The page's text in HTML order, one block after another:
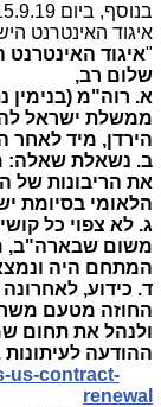
בנוסף, ביום 15.9.19 שלח
איגוד האינטרנט
"איגוד
שלום רב,
א. רוה"מ (בנימין
ממשלת ישראל
הירדן, מיד לאחר
ב. נשאלת שאלה:
את הריבונות
הלאומי בסיומת
ג. לא צפוי כל
משום שבארה"ב,
המתחם היה
ד. כידוע,
החוזה מטעם
ולנהל את תחום
ההודעה לעיתונות
us-contract-
renewal